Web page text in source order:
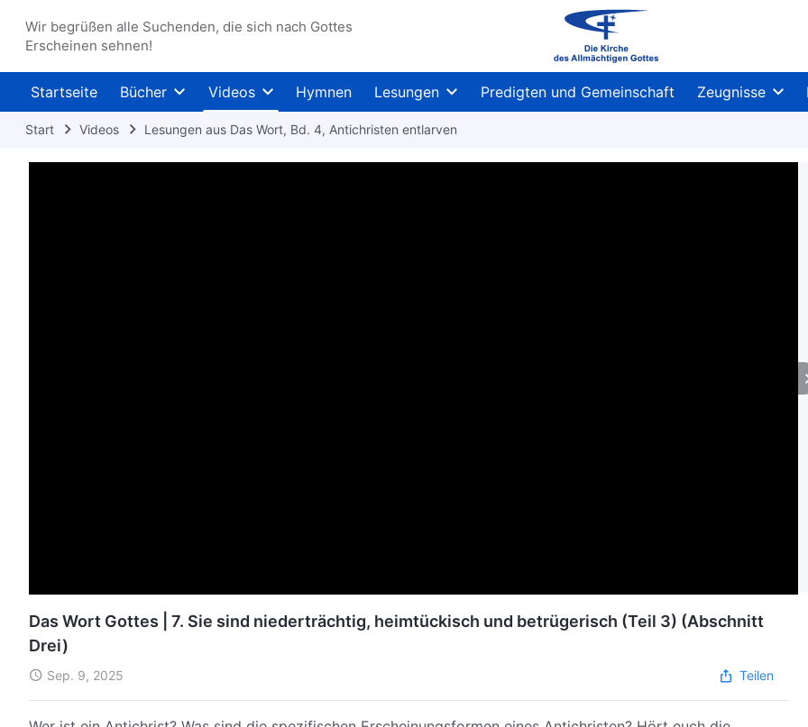
Wir begrüßen alle Suchenden, die sich nach Gottes
Erscheinen sehnen!
Startseite Bücher Videos Hymnen Lesungen Predigten und Gemeinschaft Zeugnisse
Start Videos Lesungen aus Das Wort, Bd. 4, Antichristen entlarven
Das Wort Gottes | 7. Sie sind niederträchtig, heimtückisch und betrügerisch (Teil 3) (Abschnitt
Drei)
Sep. 9, 2025 Teilen